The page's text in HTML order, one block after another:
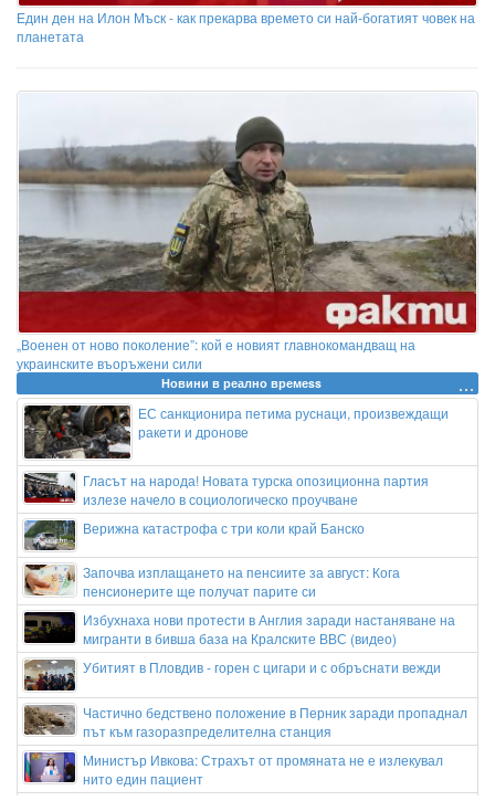
Един ден на Илон Мъск - как прекарва времето си най-богатият човек на
планетата
„Военен от ново поколение”: кой е новият главнокомандващ на
украинските въоръжени сили
Новини в реално времеss
ЕС санкционира петима руснаци, произвеждащи
ракети и дронове
Гласът на народа! Новата турска опозиционна партия
излезе начело в социологическо проучване
Верижна катастрофа с три коли край Банско
Започва изплащането на пенсиите за август: Кога
пенсионерите ще получат парите си
Избухнаха нови протести в Англия заради настаняване на
мигранти в бивша база на Кралските ВВС (видео)
Убитият в Пловдив - горен с цигари и с обръснати вежди
Частично бедствено положение в Перник заради пропаднал
път към газоразпределителна станция
Министър Ивкова: Страхът от промяната не е излекувал
нито един пациент